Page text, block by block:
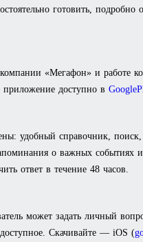
готовить,
«Мегафон» и работе
доступно в
удобный справочник,
о важных событиях
ответ в течение 48 часов.
может задать личный
Скачивайте — iOS (